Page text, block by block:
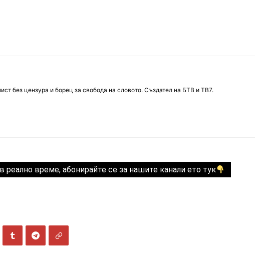
без цензура и борец за свобода на словото. Създател на БТВ и ТВ7.
реално време, абонирайте се за нашите канали ето тук